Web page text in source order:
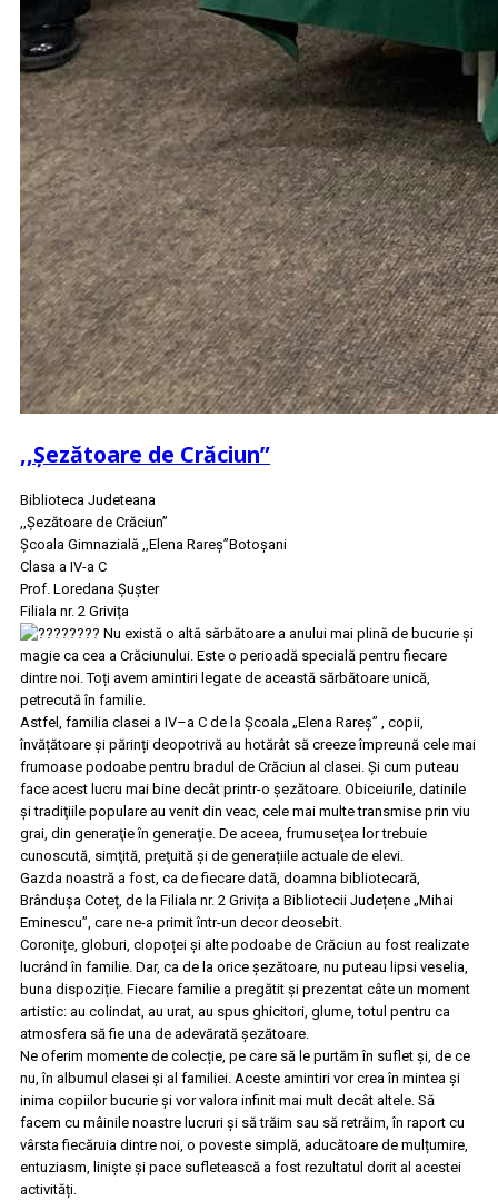
,,Șezătoare de Crăciun”
Biblioteca Judeteana
,,Șezătoare de Crăciun”
Școala Gimnazială ,,Elena Rareș”Botoșani
Clasa a IV-a C
Prof. Loredana Şuşter
Filiala nr. 2 Grivița
Nu există o altă sărbătoare a anului mai plină de bucurie și
magie ca cea a Crăciunului. Este o perioadă specială pentru fiecare
dintre noi. Toți avem amintiri legate de această sărbătoare unică,
petrecută în familie.
Astfel, familia clasei a IV–a C de la Școala „Elena Rareș” , copii,
învățătoare și părinți deopotrivă au hotărât să creeze împreună cele mai
frumoase podoabe pentru bradul de Crăciun al clasei. Și cum puteau
face acest lucru mai bine decât printr-o șezătoare. Obiceiurile, datinile
şi tradiţiile populare au venit din veac, cele mai multe transmise prin viu
grai, din generaţie în generaţie. De aceea, frumuseţea lor trebuie
cunoscută, simţită, preţuită şi de generațiile actuale de elevi.
Gazda noastră a fost, ca de fiecare dată, doamna bibliotecară,
Brândușa Coteț, de la Filiala nr. 2 Grivița a Bibliotecii Județene „Mihai
Eminescu”, care ne-a primit într-un decor deosebit.
Coronițe, globuri, clopoței și alte podoabe de Crăciun au fost realizate
lucrând în familie. Dar, ca de la orice șezătoare, nu puteau lipsi veselia,
buna dispoziție. Fiecare familie a pregătit și prezentat câte un moment
artistic: au colindat, au urat, au spus ghicitori, glume, totul pentru ca
atmosfera să fie una de adevărată șezătoare.
Ne oferim momente de colecție, pe care să le purtăm în suflet și, de ce
nu, în albumul clasei și al familiei. Aceste amintiri vor crea în mintea și
inima copiilor bucurie și vor valora infinit mai mult decât altele. Să
facem cu mâinile noastre lucruri și să trăim sau să retrăim, în raport cu
vârsta fiecăruia dintre noi, o poveste simplă, aducătoare de mulțumire,
entuziasm, liniște și pace sufletească a fost rezultatul dorit al acestei
activități.